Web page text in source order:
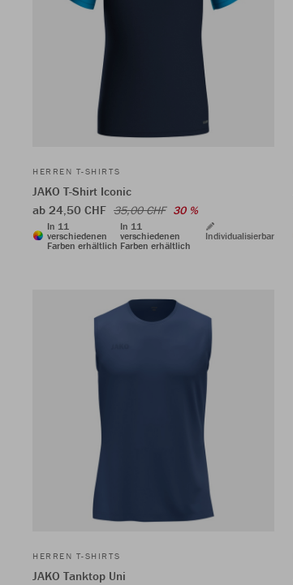
HERREN T-SHIRTS
JAKO T-Shirt Iconic
ab 24,50 CHF 35,00 CHF 30 %
In 11
verschiedenen
Farben erhältlich
In 11
verschiedenen
Farben erhältlich
Individualisierbar
HERREN T-SHIRTS
JAKO Tanktop Uni